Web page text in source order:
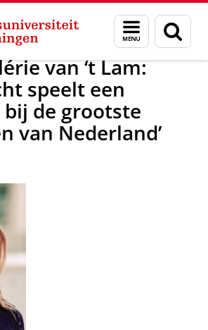
Menu
en
zoeken
Nieuwsarchief
van ‘t Lam:
speelt een
de grootste
van Nederland’